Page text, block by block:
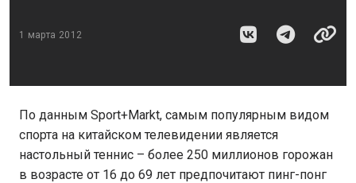
1 марта 2012
По данным Sport+Markt, самым популярным видом
спорта на китайском телевидении является
настольный теннис – более 250 миллионов горожан
в возрасте от 16 до 69 лет предпочитают пинг-понг